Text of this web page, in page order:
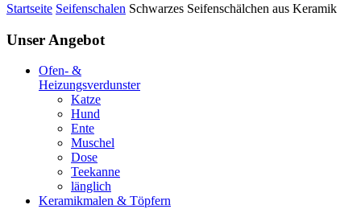
Startseite Seifenschalen Schwarzes Seifenschälchen aus Keramik
Unser Angebot
Ofen- &
Heizungsverdunster
Katze
Hund
Ente
Muschel
Dose
Teekanne
länglich
Keramikmalen & Töpfern